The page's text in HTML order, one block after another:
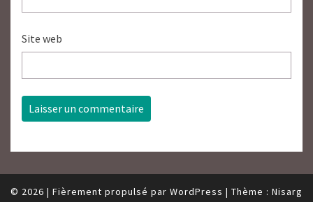
Site web
© 2026 | Fièrement propulsé par WordPress | Thème : Nisarg